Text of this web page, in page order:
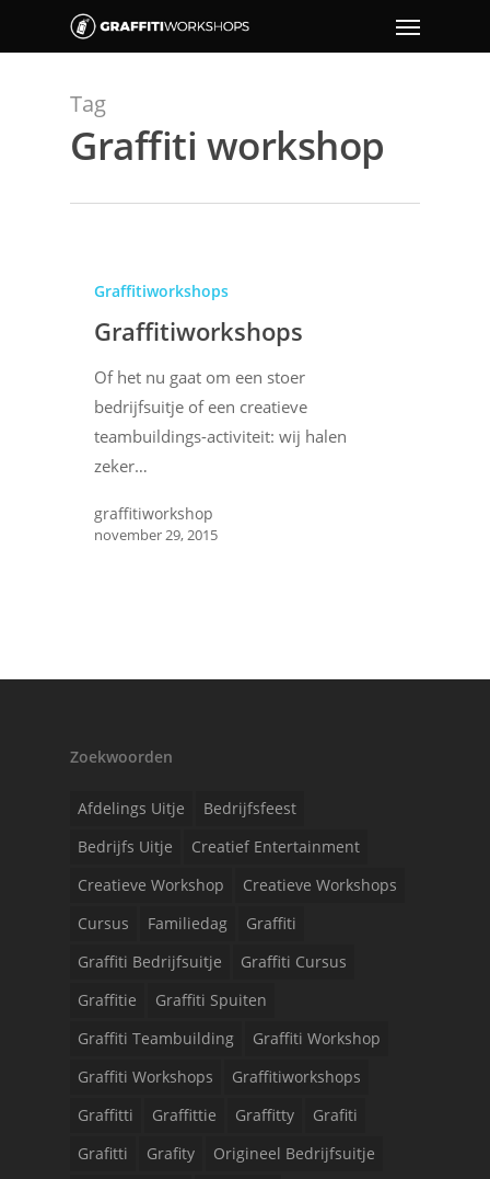
Tag
Graffiti workshop
Graffitiworkshops
Graffitiworkshops
Of het nu gaat om een stoer
bedrijfsuitje of een creatieve
teambuildings-activiteit: wij halen
zeker…
graffitiworkshop
november 29, 2015
Zoekwoorden
Afdelings Uitje
Bedrijfsfeest
Bedrijfs Uitje
Creatief Entertainment
Creatieve Workshop
Creatieve Workshops
Cursus
Familiedag
Graffiti
Graffiti Bedrijfsuitje
Graffiti Cursus
Graffitie
Graffiti Spuiten
Graffiti Teambuilding
Graffiti Workshop
Graffiti Workshops
Graffitiworkshops
Graffitti
Graffittie Graffitty
Grafiti
Grafitti
Grafity
Origineel Bedrijfsuitje